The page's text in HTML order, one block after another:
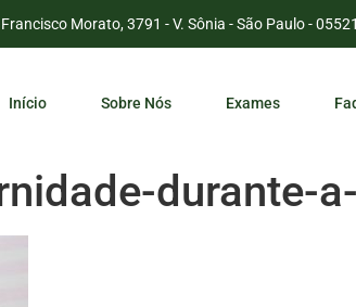
Morato, 3791 - V. Sônia - São Paulo -
Início Sobre Nós Exames
durante-